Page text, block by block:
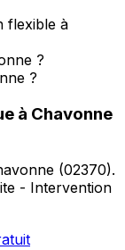
flexible à
?
?
à Chavonne
(02370).
- Intervention